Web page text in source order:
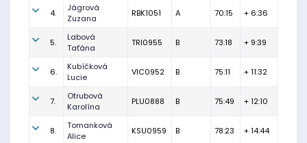
4.
Jágrová
Zuzana
RBK1051 A 70:15 + 6:36
5.
Labová
Taťána
TRI0955 B 73:18 + 9:39
6.
Kubíčková
Lucie
VIC0952 B 75:11 + 11:32
7.
Otrubová
Karolína
PLU0888 B 75:49 + 12:10
8.
Tomanková
Alice
KSU0959 B 78:23 + 14:44